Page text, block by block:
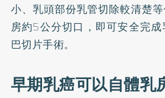
小、乳頭部份乳管切除較清楚
房約5公分切口，即可安全完
巴切片手術。
早期乳癌可以自體乳